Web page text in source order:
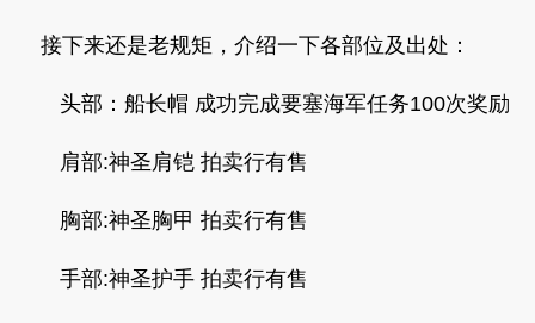
接下来还是老规矩，介绍一下各部位及出处：
头部：船长帽 成功完成要塞海军任务100次奖励
肩部:神圣肩铠 拍卖行有售
胸部:神圣胸甲 拍卖行有售
手部:神圣护手 拍卖行有售